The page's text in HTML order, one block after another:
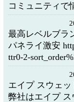
コミュニティで
最高レベルブラ
パネライ激安
ttr0-2-
エイプ スウェッ
弊社はエイプ